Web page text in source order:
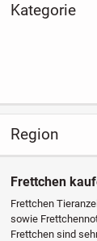
Kategorie
Region
Frettchen
Frettchen
sowie
Frettchen sind